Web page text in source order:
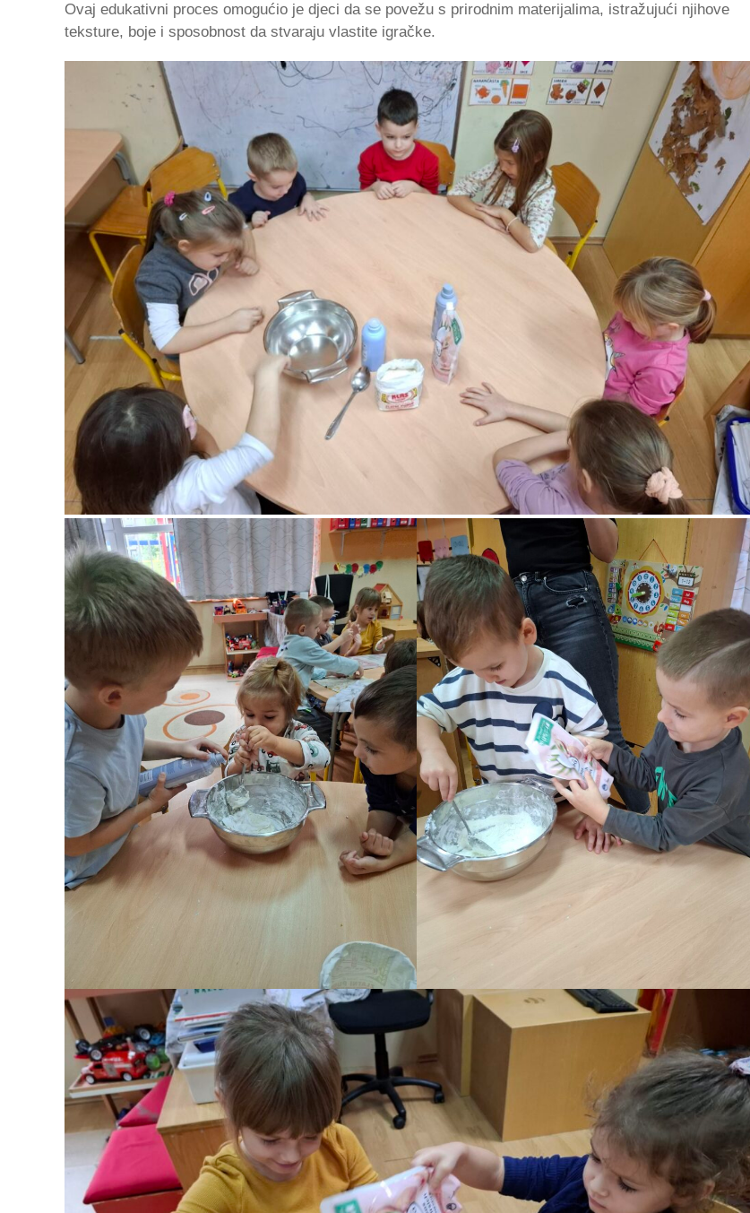
Ovaj edukativni proces omogućio je djeci da se povežu s prirodnim materijalima, istražujući njihove
teksture, boje i sposobnost da stvaraju vlastite igračke.